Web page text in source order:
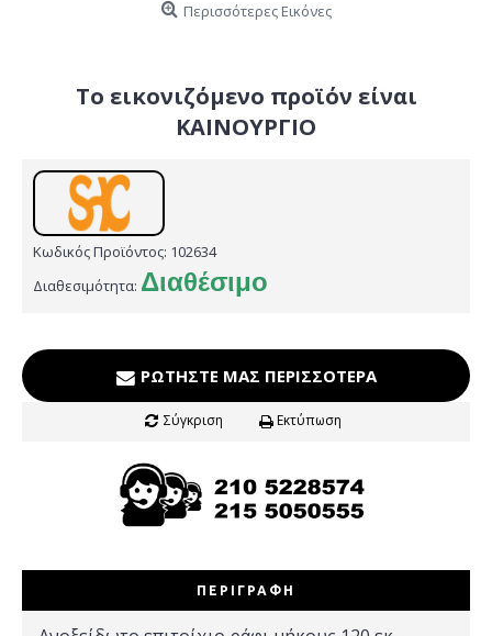
Περισσότερες Εικόνες
Το εικονιζόμενο προϊόν είναι
ΚΑΙΝΟΥΡΓΙΟ
Κωδικός Προϊόντος: 102634
Διαθεσιμότητα: Διαθέσιμο
ΡΩΤΉΣΤΕ ΜΑΣ ΠΕΡΙΣΣΌΤΕΡΑ
Σύγκριση Εκτύπωση
ΠΕΡΙΓΡΑΦΉ